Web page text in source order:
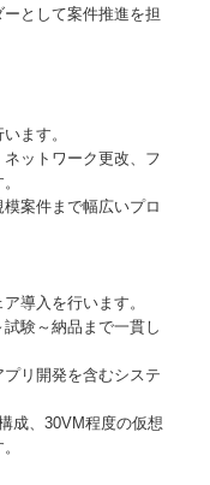
として案件推進を担
ます。
ットワーク更改、フ
案件まで幅広いプロ
導入を行います。
験～納品まで一貫し
リ開発を含むシステ
成、30VM程度の仮想